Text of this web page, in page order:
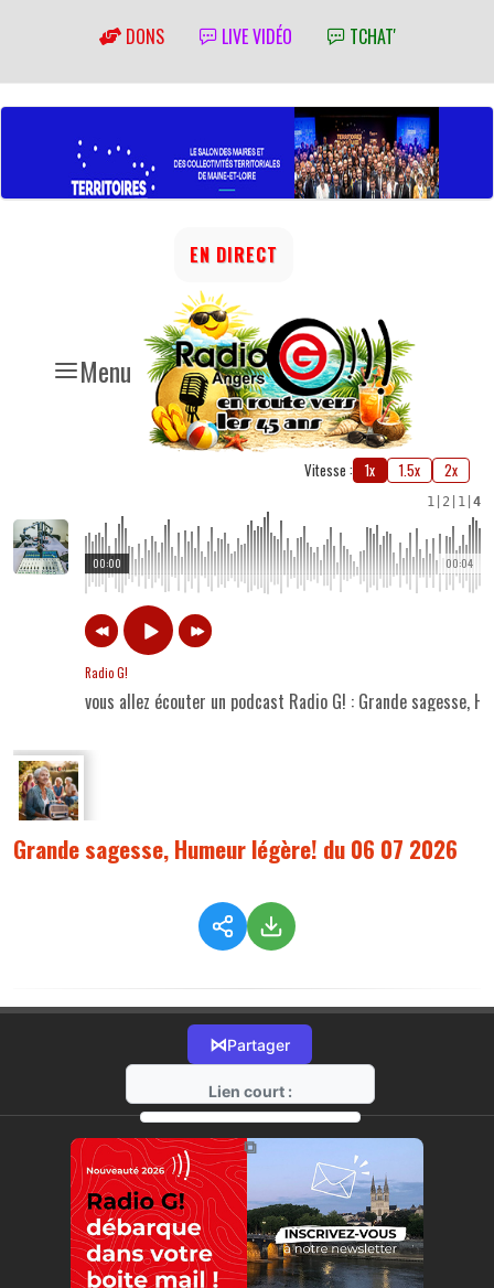
DONS LIVE VIDÉO TCHAT'
Menu
EN DIRECT
Vitesse : 1x 1.5x 2x
1 2 1 4
00:04
00:00
Radio G!
vous allez écouter un podcast Radio G! : Grande sagesse,
Grande sagesse, Humeur légère! du 06 07 2026
⋈Partager
Lien court :
https://radio-g.fr?22543
⧉